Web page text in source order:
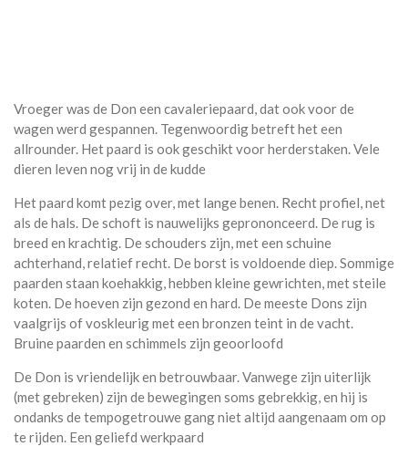
Vroeger was de Don een cavaleriepaard, dat ook voor de
wagen werd gespannen. Tegenwoordig betreft het een
allrounder. Het paard is ook geschikt voor herderstaken. Vele
dieren leven nog vrij in de kudde
Het paard komt pezig over, met lange benen. Recht profiel, net
als de hals. De schoft is nauwelijks geprononceerd. De rug is
breed en krachtig. De schouders zijn, met een schuine
achterhand, relatief recht. De borst is voldoende diep. Sommige
paarden staan koehakkig, hebben kleine gewrichten, met steile
koten. De hoeven zijn gezond en hard. De meeste Dons zijn
vaalgrijs of voskleurig met een bronzen teint in de vacht.
Bruine paarden en schimmels zijn geoorloofd
De Don is vriendelijk en betrouwbaar. Vanwege zijn uiterlijk
(met gebreken) zijn de bewegingen soms gebrekkig, en hij is
ondanks de tempogetrouwe gang niet altijd aangenaam om op
te rijden. Een geliefd werkpaard